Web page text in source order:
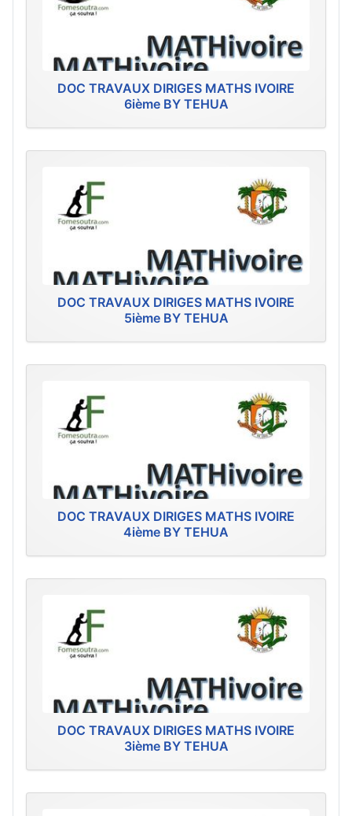
DOC TRAVAUX DIRIGES MATHS IVOIRE
6ième BY TEHUA
DOC TRAVAUX DIRIGES MATHS IVOIRE
5ième BY TEHUA
DOC TRAVAUX DIRIGES MATHS IVOIRE
4ième BY TEHUA
DOC TRAVAUX DIRIGES MATHS IVOIRE
3ième BY TEHUA